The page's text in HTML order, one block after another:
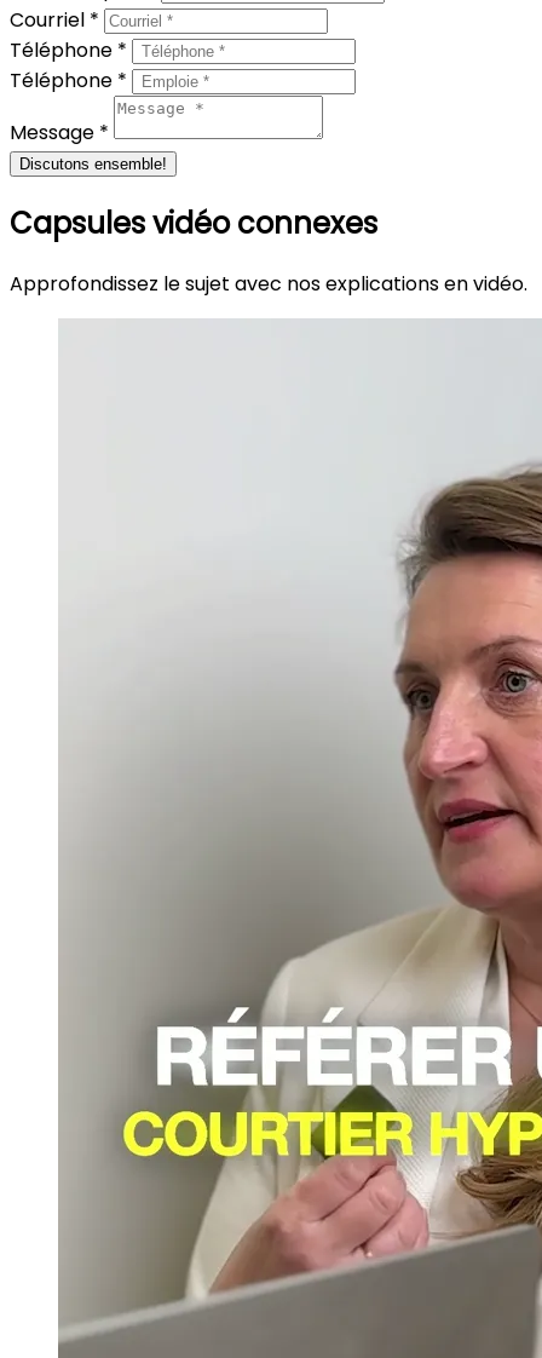
Courriel *
Téléphone *
Téléphone *
Message *
Discutons ensemble!
Capsules vidéo connexes
Approfondissez le sujet avec nos explications en vidéo.